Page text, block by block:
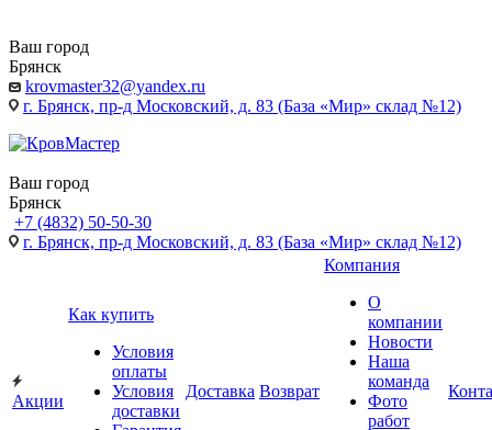
Ваш город
Брянск
krovmaster32@yandex.ru
г. Брянск, пр-д Московский, д. 83 (База «Мир» склад №12)
Ваш город
Брянск
+7 (4832) 50-50-30
г. Брянск, пр-д Московский, д. 83 (База «Мир» склад №12)
Акции
Как купить
Условия
оплаты
Условия
доставки
Доставка Возврат
Компания
О
компании
Новости
Наша
команда
Фото
работ